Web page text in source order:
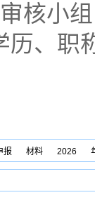
核小
历、职
报 材料 2026